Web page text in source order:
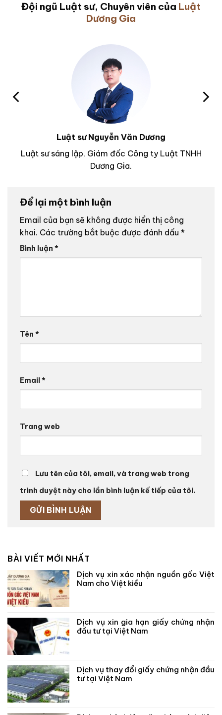
Đội ngũ Luật sư, Chuyên viên của Luật
Dương Gia
Luật sư Nguyễn Văn Dương
Luật sư sáng lập, Giám đốc Công ty Luật TNHH
Dương Gia.
Để lại một bình luận
Email của bạn sẽ không được hiển thị công
khai. Các trường bắt buộc được đánh dấu *
Bình luận *
Tên *
Email*
Trang web
Lưu tên của tôi, email, và trang web trong
trình duyệt này cho lần bình luận kế tiếp của tôi.
BÀI VIẾT MỚI NHẤT
Dịch vụ xin xác nhận nguồn gốc Việt
Nam cho Việt kiều
Dịch vụ xin gia hạn giấy chứng nhận
đầu tư tại Việt Nam
Dịch vụ thay đổi giấy chứng nhận đầu
tư tại Việt Nam